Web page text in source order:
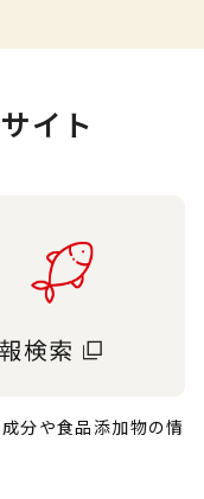
イト
分や食品添加物の情